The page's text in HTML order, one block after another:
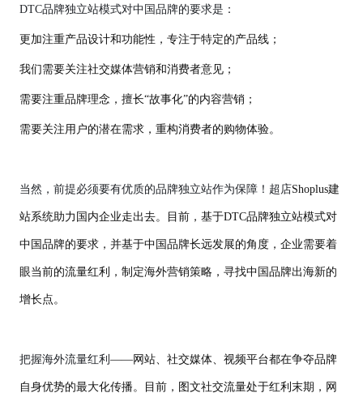
DTC品牌独立站模式对中国品牌的要求是：
更加注重产品设计和功能性，专注于特定的产品线；
我们需要关注社交媒体营销和消费者意见；
需要注重品牌理念，擅长“故事化”的内容营销；
需要关注用户的潜在需求，重构消费者的购物体验。
当然，前提必须要有优质的品牌独立站作为保障！超店Shoplus建
站系统助力国内企业走出去。目前，基于DTC品牌独立站模式对
中国品牌的要求，并基于中国品牌长远发展的角度，企业需要着
眼当前的流量红利，制定海外营销策略，寻找中国品牌出海新的
增长点。
把握海外流量红利 ——网站、社交媒体、视频平台都在争夺品牌
自身优势的最大化传播。目前，图文社交流量处于红利末期，网